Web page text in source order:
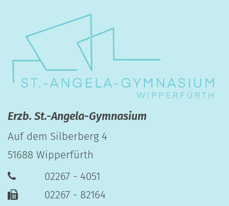
Erzb. St.-Angela-Gymnasium
Auf dem Silberberg 4
51688 Wipperfürth
02267 - 4051
02267 - 82164